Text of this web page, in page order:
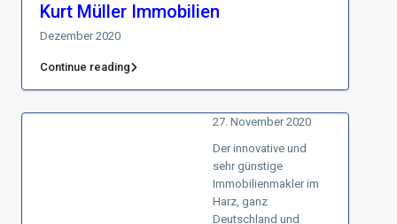
Kurt Müller Immobilien
Dezember 2020
Continue reading
27. November 2020
Der innovative und
sehr günstige
Immobilienmakler im
Harz, ganz
Deutschland und